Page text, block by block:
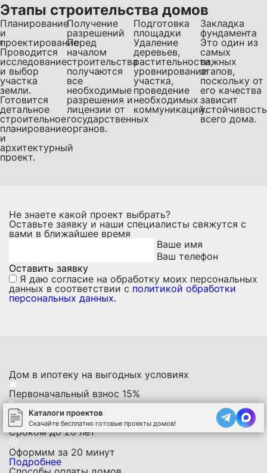
Этапы строительства домов
Планирование
и
проектирование
Проводится
исследование
и выбор
участка
земли.
Готовится
детальное
строительное
планирование
и
архитектурный
проект.
Получение
разрешений
Перед
началом
строительства
получаются
все
необходимые
разрешения и
лицензии от
государственных
органов.
Подготовка
площадки
Удаление
деревьев,
растительности,
уровнирование
участка,
проведение
необходимых
коммуникаций.
Закладка
фундамента
Это один из
самых
важных
этапов,
поскольку от
его качества
зависит
устойчивость
всего дома.
Не знаете какой проект выбрать?
Оставьте заявку и наши специалисты свяжутся с
вами в ближайшее время
Ваше имя
Ваш телефон
Оставить заявку
Я даю согласие на обработку моих персональных
данных в соответствии с политикой обработки
персональных данных.
Дом в ипотеку на выгодных условиях
Первоначальный взнос 15%
Нужен толькопаспорт
Сроком до20 лет
Оформим за 20 минут
Подробнее
Каталоги проектов
Скачайте бесплатно готовые проекты домов!